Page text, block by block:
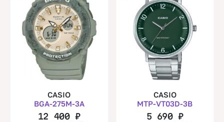
CASIO
BGA-275M-3A
12 400₽
CASIO
MTP-VT03D-3B
5 690₽